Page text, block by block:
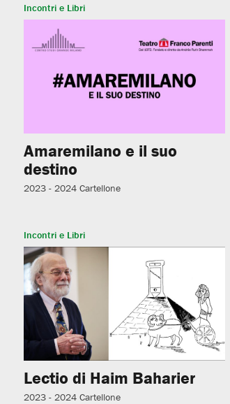
Incontri e Libri
Amaremilano e il suo
destino
2023 - 2024 Cartellone
Incontri e Libri
Lectio di Haim Baharier
2023 - 2024 Cartellone